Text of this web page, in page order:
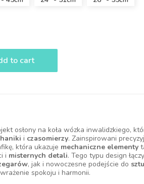
to cart
osłony na koła wózka inwalidzkiego,
i czasomierzy. Zainspirowani
która ukazuje mechaniczne elementy
i misternych detali. Tego typu design
, jak i nowoczesne podejście do
spokoju i harmonii.